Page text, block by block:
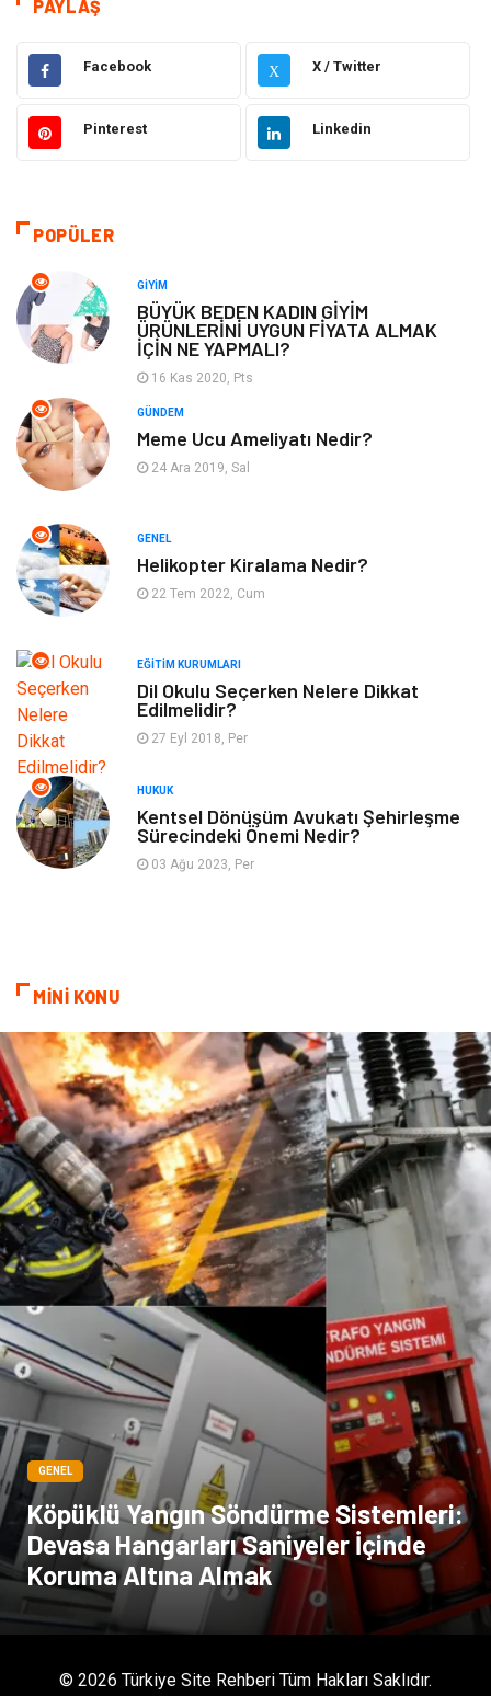
Elektrik Elektronik Gıda
Giyim Ulaşım ve Taşımacılık
Alışveriş
Otomotiv
Eğitim Kurumları Yapı İnşaat
Güzellik Mobilya
Bahçe Ev Maden ve Metal
Finans & Ekonomi
Plastik
Tekstil
Hizmet
İnternet Ambalaj
Kültür
Pazarlama Kiralama Servisleri
Basın Yayın Bilişim
Dernekler ve Birlikler Periyodik Kontrol
Moda İthalat İhracat
Alüminyum Tarım & Hayvancılık
PAYLAŞ
Facebook X X / Twitter
Pinterest Linkedin
POPÜLER
GIYIM
BÜYÜK BEDEN KADIN GİYİM
ÜRÜNLERİNİ UYGUN FİYATA ALMAK
İÇİN NE YAPMALI?
16 Kas 2020, Pts
GÜNDEM
Meme Ucu Ameliyatı Nedir?
24 Ara 2019, Sal
GENEL
Helikopter Kiralama Nedir?
22 Tem 2022, Cum
EĞITIM KURUMLARI
Dil Okulu Seçerken Nelere Dikkat
Edilmelidir?
27 Eyl 2018, Per
HUKUK
Kentsel Dönüşüm Avukatı Şehirleşme
Sürecindeki Önemi Nedir?
03 Ağu 2023, Per
MİNİ KONU
GENEL
Köpüklü Yangın Söndürme Sistemleri:
Devasa Hangarları Saniyeler İçinde
Koruma Altına Almak
© 2026 Türkiye Site Rehberi Tüm Hakları Saklıdır.